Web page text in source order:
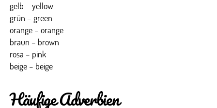
gelb – yellow
grün – green
orange – orange
braun – brown
rosa – pink
beige – beige
Häufige Adverbien